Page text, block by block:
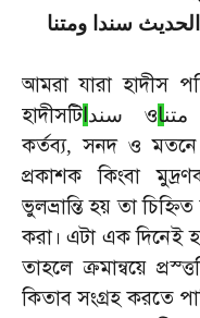
سندا ومتنا
আমরা যারা হাদীস
হাদীসটি سند ও متنا
কর্তব্য,সনদ ও মতনে
প্রকাশক কিংবা
ভুলভ্রান্তি হয় তা চিহ্নিত
করা। এটা এক দিনেই
তাহলে ক্রমান্বয়ে
কিতাব সংগ্রহ করতে